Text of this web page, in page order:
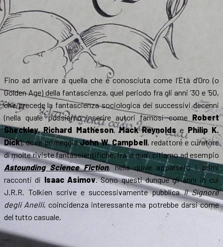
Fino ad arrivare a quella che è conosciuta come l’Età d’Oro (o
Golden Age) della fantascienza, quel periodo fra gli anni ’30 e ’50,
che precede la fantascienza sociologica dei successivi decenni
(nella quale possiamo inserire autori famosi come Robert
Sheckley,Richard Matheson,Mack Reynoldse Philip K.
Dick), dove primeggiaJohn W. Campbell, redattore e curatore
di molte riviste fantascientifiche, fra le quali citiamo ad esempio
Astounding Science Fiction, nella quale apparsero i primi
racconti di Isaac Asimov. Sono questi dunque gli anni in cui
J.R.R. Tolkien scrive e successivamente pubblicaIl Signore
degli Anelli, coincidenza interessante ma potrebbe darsi come
del tutto casuale.
…